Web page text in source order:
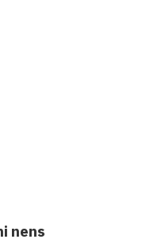
nens